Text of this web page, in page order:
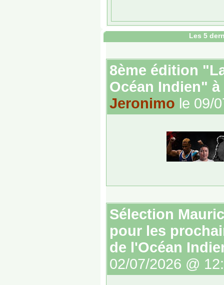
Les 5
8ème édition
Océan Indien"
Jeronimo le 09/
Sélection
pour les
de l'Océan
02/07/2026 @